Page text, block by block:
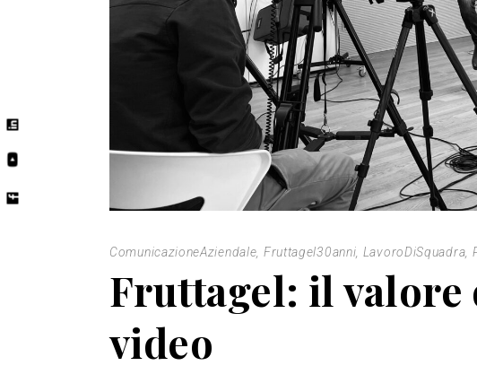
ComunicazioneAziendale, Fruttagel30anni, LavoroDiSquadra,
Fruttagel: il valore
video